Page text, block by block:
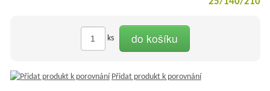
ks do košíku
Přidat produkt k porovnání